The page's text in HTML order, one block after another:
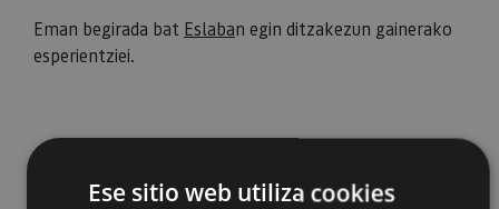
​​​​​​​Eman begirada bat Eslaban egin ditzakezun gainerako
esperientziei.
Ese sitio web utiliza cookies